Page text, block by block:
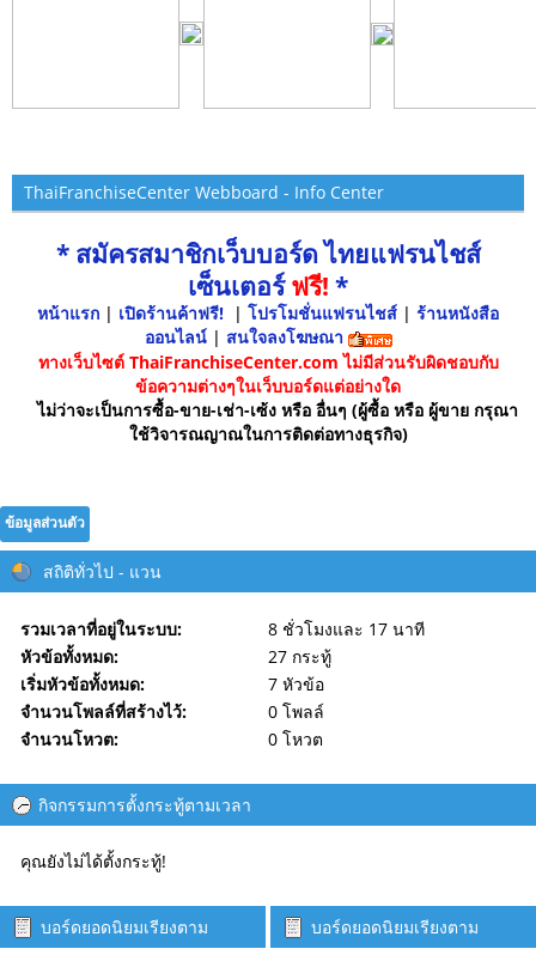
ThaiFranchiseCenter Webboard - Info Center
* สมัครสมาชิกเว็บบอร์ด ไทยแฟรนไชส์
เซ็นเตอร์ฟรี! *
หน้าแรก | เปิดร้านค้าฟรี! | โปรโมชั่นแฟรนไชส์ | ร้านหนังสือ
ออนไลน์ | สนใจลงโฆษณา
ทางเว็บไซต์ ThaiFranchiseCenter.com ไม่มีส่วนรับผิดชอบกับ
ข้อความต่างๆในเว็บบอร์ดแต่อย่างใด
ไม่ว่าจะเป็นการซื้อ-ขาย-เช่า-เซ้ง หรือ อื่นๆ (ผู้ซื้อ หรือ ผู้ขาย กรุณา
ใช้วิจารณญาณในการติดต่อทางธุรกิจ)
ข้อมูลส่วนตัว
สถิติทั่วไป - แวน
รวมเวลาที่อยู่ในระบบ:
8 ชั่วโมงและ 17 นาที
หัวข้อทั้งหมด:
27 กระทู้
เริ่มหัวข้อทั้งหมด:
7 หัวข้อ
จำนวนโพลล์ที่สร้างไว้:
0 โพลล์
จำนวนโหวต:
0 โหวต
กิจกรรมการตั้งกระทู้ตามเวลา
คุณยังไม่ได้ตั้งกระทู้!
บอร์ดยอดนิยมเรียงตาม
บอร์ดยอดนิยมเรียงตาม